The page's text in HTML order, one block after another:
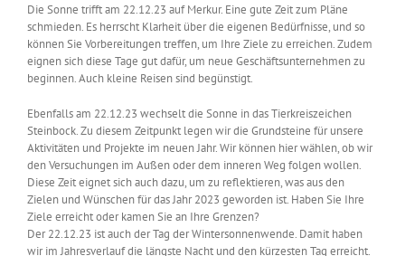
Die Sonne trifft am 22.12.23 auf Merkur. Eine gute Zeit zum Pläne
schmieden. Es herrscht Klarheit über die eigenen Bedürfnisse, und so
können Sie Vorbereitungen treffen, um Ihre Ziele zu erreichen. Zudem
eignen sich diese Tage gut dafür, um neue Geschäftsunternehmen zu
beginnen. Auch kleine Reisen sind begünstigt.
Ebenfalls am 22.12.23 wechselt die Sonne in das Tierkreiszeichen
Steinbock. Zu diesem Zeitpunkt legen wir die Grundsteine für unsere
Aktivitäten und Projekte im neuen Jahr. Wir können hier wählen, ob wir
den Versuchungen im Außen oder dem inneren Weg folgen wollen.
Diese Zeit eignet sich auch dazu, um zu reflektieren, was aus den
Zielen und Wünschen für das Jahr 2023 geworden ist. Haben Sie Ihre
Ziele erreicht oder kamen Sie an Ihre Grenzen?
Der 22.12.23 ist auch der Tag der Wintersonnenwende. Damit haben
wir im Jahresverlauf die längste Nacht und den kürzesten Tag erreicht.